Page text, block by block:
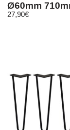
Ø60mm
27,90€